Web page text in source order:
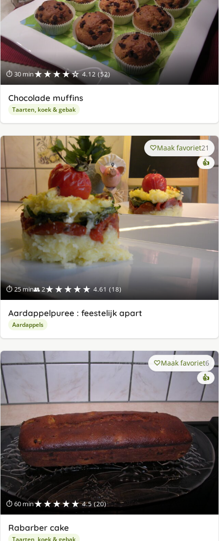
⏱ 30 min★★★★☆ 4.12 (52)
Chocolade muffins
Taarten, koek & gebak
⏱ 25 min👥 2★★★★★ 4.61 (18)
Maak favoriet21
👍
Aardappelpuree : feestelijk apart
Aardappels
⏱ 60 min★★★★★ 4.5 (20)
Maak favoriet6
👍
Rabarber cake
Taarten, koek & gebak